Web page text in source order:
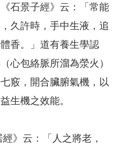
石景子經》云：「常能
久許時，手中生液，追
香。」道有養生學認
心包絡脈所溜為滎火）
竅，開合臟腑氣機，以
生機之效能。
》云：「人之將老，